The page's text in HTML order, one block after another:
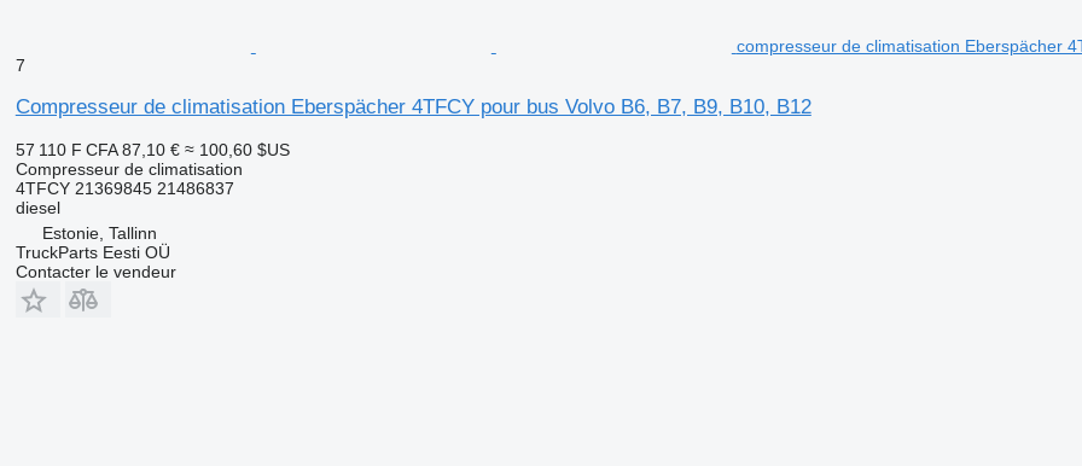
compresseur de climatisation Eberspächer
7
Compresseur de climatisation Eberspächer 4TFCY pour bus Volvo B6, B7, B9, B10, B12
57 110 F CFA 87,10 € ≈ 100,60 $US
Compresseur de climatisation
4TFCY 21369845 21486837
diesel
Estonie, Tallinn
TruckParts Eesti OÜ
Contacter le vendeur